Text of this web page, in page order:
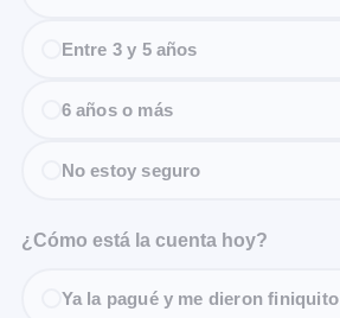
Entre 3 y 5 años
6 años o más
No estoy seguro
¿Cómo está la cuenta hoy?
Ya la pagué y me dieron finiquito